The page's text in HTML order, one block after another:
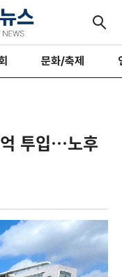
문화/축제
투입…노후